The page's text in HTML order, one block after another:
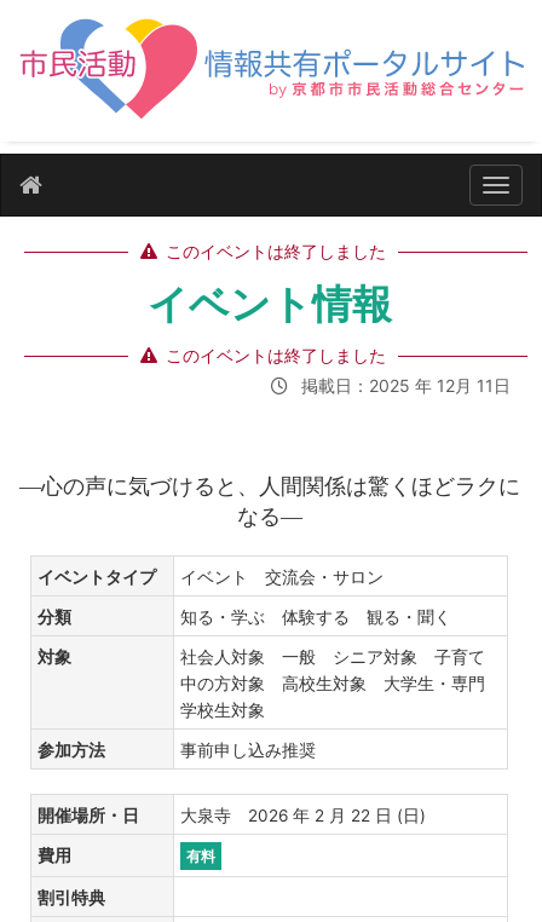
ナビ
このイベントは終了しました
イベント情報
このイベントは終了しました
掲載日：2025 年 12月 11日
―心の声に気づけると、人間関係は驚くほどラクに
なる―
イベントタイプ イベント 交流会・サロン
分類 知る・学ぶ 体験する 観る・聞く
対象
社会人対象 一般 シニア対象 子育て
中の方対象 高校生対象 大学生・専門
学校生対象
参加方法 事前申し込み推奨
開催場所・日 大泉寺 2026 年 2 月 22 日 (日)
費用 有料
割引特典